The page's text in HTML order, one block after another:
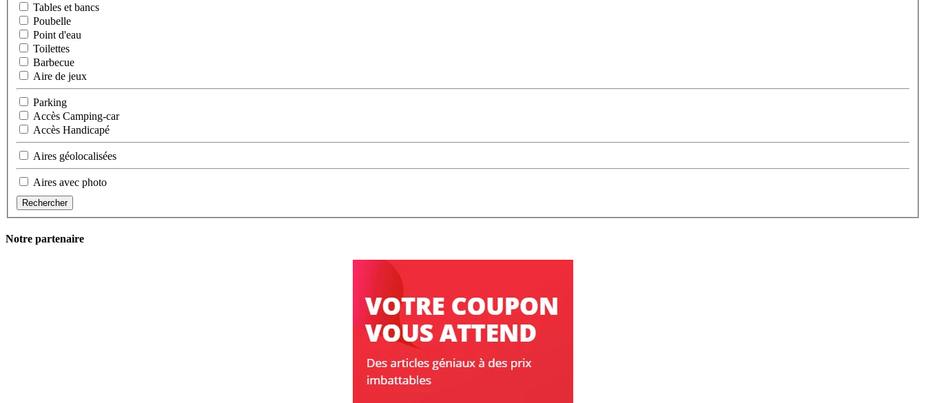
Tables et bancs
Poubelle
Point d'eau
Toilettes
Barbecue
Aire de jeux
Parking
Accès Camping-car
Accès Handicapé
Aires géolocalisées
Aires avec photo
Rechercher
Notre partenaire